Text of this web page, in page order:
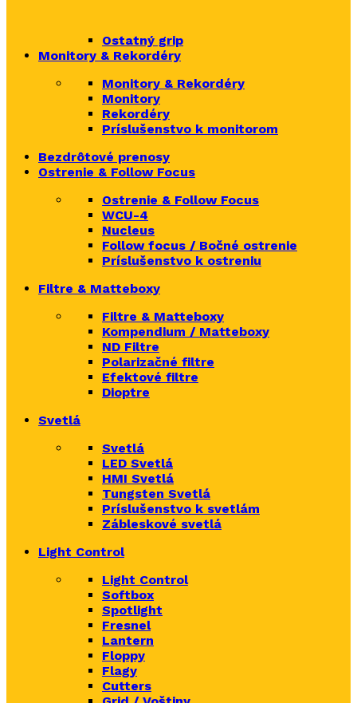
Ostatný grip
Monitory & Rekordéry
Monitory & Rekordéry
Monitory
Rekordéry
Príslušenstvo k monitorom
Bezdrôtové prenosy
Ostrenie & Follow Focus
Ostrenie & Follow Focus
WCU-4
Nucleus
Follow focus / Bočné ostrenie
Príslušenstvo k ostreniu
Filtre & Matteboxy
Filtre & Matteboxy
Kompendium / Matteboxy
ND Filtre
Polarizačné filtre
Efektové filtre
Dioptre
Svetlá
Svetlá
LED Svetlá
HMI Svetlá
Tungsten Svetlá
Príslušenstvo k svetlám
Zábleskové svetlá
Light Control
Light Control
Softbox
Spotlight
Fresnel
Lantern
Floppy
Flagy
Cutters